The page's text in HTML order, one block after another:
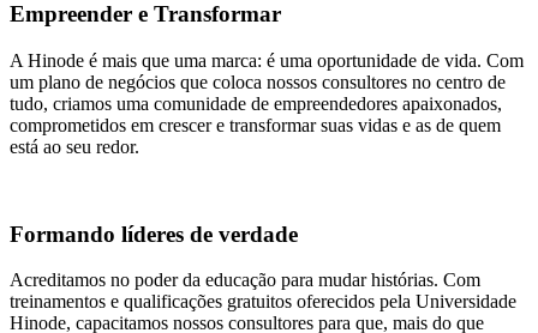
Empreender e Transformar
A Hinode é mais que uma marca: é uma oportunidade de vida. Com
um plano de negócios que coloca nossos consultores no centro de
tudo, criamos uma comunidade de empreendedores apaixonados,
comprometidos em crescer e transformar suas vidas e as de quem
está ao seu redor.
Formando líderes de verdade
Acreditamos no poder da educação para mudar histórias. Com
treinamentos e qualificações gratuitos oferecidos pela Universidade
Hinode, capacitamos nossos consultores para que, mais do que